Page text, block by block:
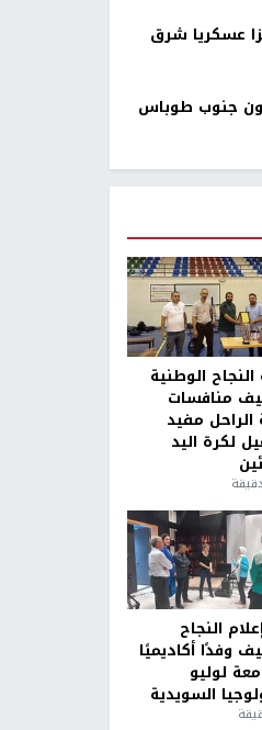
عسكريا شرق
جنوب طوباس
الوطنية
منافسات
الراحل مفيد
لكرة اليد
النجاح
وفدًا أكاديميًا
لوليو
السويدية